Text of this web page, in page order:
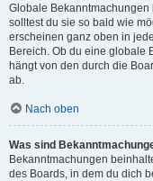
Globale
solltest du sie so bald wie
erscheinen ganz oben in
Bereich. Ob du eine globale
hängt von den durch die
ab.
Nach oben
Was sind
Bekanntmachungen
des Boards, in dem du dich